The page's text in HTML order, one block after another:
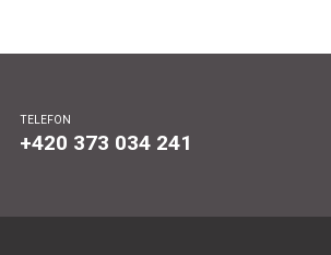
TELEFON
+420 373 034 241